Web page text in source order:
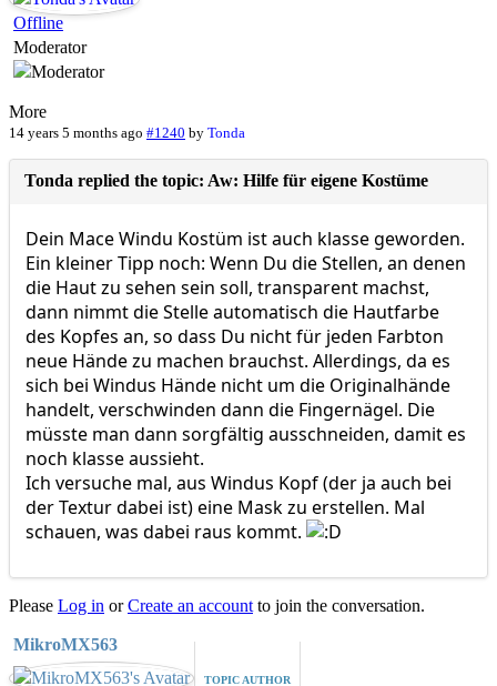
Offline
Moderator
More
14 years 5 months ago #1240 by Tonda
Tonda replied the topic: Aw: Hilfe für eigene Kostüme
Dein Mace Windu Kostüm ist auch klasse geworden.
Ein kleiner Tipp noch: Wenn Du die Stellen, an denen
die Haut zu sehen sein soll, transparent machst,
dann nimmt die Stelle automatisch die Hautfarbe
des Kopfes an, so dass Du nicht für jeden Farbton
neue Hände zu machen brauchst. Allerdings, da es
sich bei Windus Hände nicht um die Originalhände
handelt, verschwinden dann die Fingernägel. Die
müsste man dann sorgfältig ausschneiden, damit es
noch klasse aussieht.
Ich versuche mal, aus Windus Kopf (der ja auch bei
der Textur dabei ist) eine Mask zu erstellen. Mal
schauen, was dabei raus kommt.
Please Log in orCreate an account to join the conversation.
MikroMX563
TOPIC AUTHOR